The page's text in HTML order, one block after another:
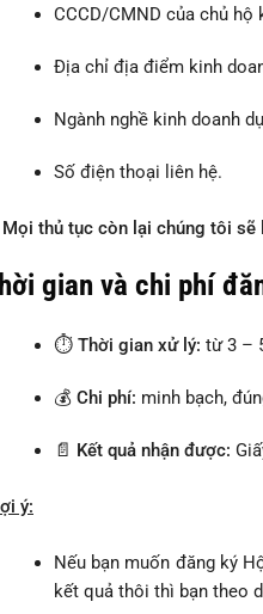
CCCD/CMND của chủ hộ
Địa chỉ địa điểm kinh
Ngành nghề kinh doanh
Số điện thoại liên hệ.
Mọi thủ tục còn lại chúng tôi sẽ
gian và chi phí
⏱ Thời gian xử lý: từ 3 –
💰 Chi phí: minh bạch,
📄 Kết quả nhận được:
ý:
Nếu bạn muốn đăng ký
kết quả thôi thì bạn theo